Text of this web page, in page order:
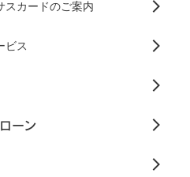
スカードのご案内
ビス
ーン